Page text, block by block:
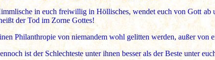
in euch freiwillig in Höllisches, wendet euch von Gott ab
der Tod im Zorne Gottes!
Philanthropie von niemandem wohl gelitten werden, außer von
ist der Schlechteste unter ihnen besser als der Beste unter